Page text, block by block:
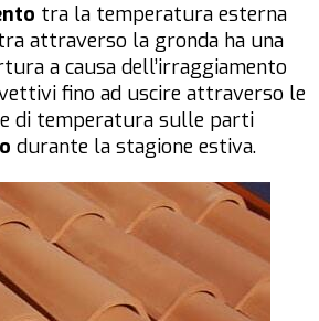
tra la temperatura esterna
attraverso la gronda ha una
a causa dell’irraggiamento
fino ad uscire attraverso le
di temperatura sulle parti
durante la stagione estiva.